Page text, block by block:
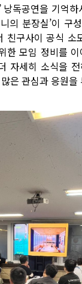
낭독공연을 기억
의 분장실’이 구
친구사이 공식 소
한 모임 정비를
자세히 소식을 전
은 관심과 응원